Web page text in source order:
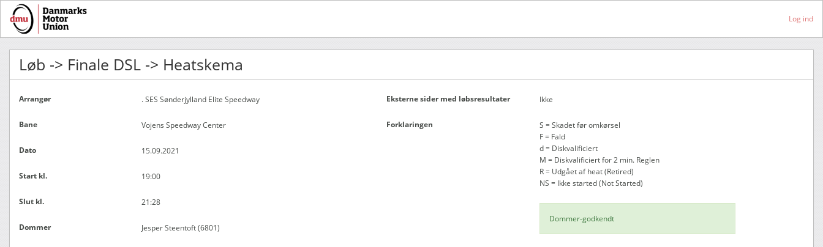
Log ind
Løb -> Finale DSL -> Heatskema
Arrangør . SES Sønderjylland Elite Speedway
Bane Vojens Speedway Center
Dato 15.09.2021
Start kl. 19:00
Slut kl. 21:28
Dommer Jesper Steentoft (6801)
Eksterne sider med løbsresultater Ikke
Forklaringen
S = Skadet før omkørsel
F = Fald
d = Diskvalificiert
M = Diskvalificiert for 2 min. Reglen
R = Udgået af heat (Retired)
NS = Ikke started (Not Started)
Dommer-godkendt